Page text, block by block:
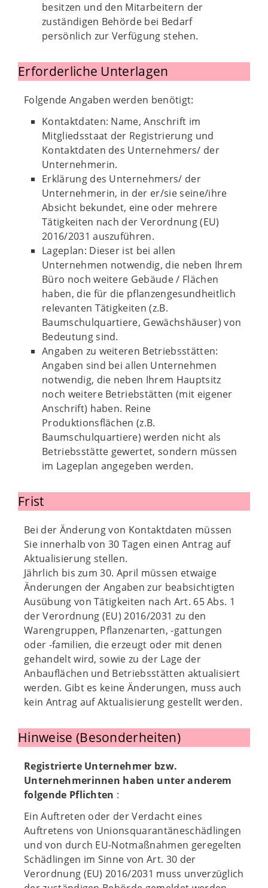
besitzen und den Mitarbeitern der
zuständigen Behörde bei Bedarf
persönlich zur Verfügung stehen.
Erforderliche Unterlagen
Folgende Angaben werden benötigt:
Kontaktdaten: Name, Anschrift im
Mitgliedsstaat der Registrierung und
Kontaktdaten des Unternehmers/ der
Unternehmerin.
Erklärung des Unternehmers/ der
Unternehmerin, in der er/sie seine/ihre
Absicht bekundet, eine oder mehrere
Tätigkeiten nach der Verordnung (EU)
2016/2031 auszuführen.
Lageplan: Dieser ist bei allen
Unternehmen notwendig, die neben Ihrem
Büro noch weitere Gebäude / Flächen
haben, die für die pflanzengesundheitlich
relevanten Tätigkeiten (z.B.
Baumschulquartiere, Gewächshäuser) von
Bedeutung sind.
Angaben zu weiteren Betriebsstätten:
Angaben sind bei allen Unternehmen
notwendig, die neben Ihrem Hauptsitz
noch weitere Betriebstätten (mit eigener
Anschrift) haben. Reine
Produktionsflächen (z.B.
Baumschulquartiere) werden nicht als
Betriebsstätte gewertet, sondern müssen
im Lageplan angegeben werden.
Frist
Bei der Änderung von Kontaktdaten müssen
Sie innerhalb von 30 Tagen einen Antrag auf
Aktualisierung stellen.
Jährlich bis zum 30. April müssen etwaige
Änderungen der Angaben zur beabsichtigten
Ausübung von Tätigkeiten nach Art. 65 Abs. 1
der Verordnung (EU) 2016/2031 zu den
Warengruppen, Pflanzenarten, -gattungen
oder -familien, die erzeugt oder mit denen
gehandelt wird, sowie zu der Lage der
Anbauflächen und Betriebsstätten aktualisiert
werden. Gibt es keine Änderungen, muss auch
kein Antrag auf Aktualisierung gestellt werden.
Hinweise (Besonderheiten)
Registrierte Unternehmer bzw.
Unternehmerinnen haben unter anderem
folgende Pflichten :
Ein Auftreten oder der Verdacht eines
Auftretens von Unionsquarantäneschädlingen
und von durch EU-Notmaßnahmen geregelten
Schädlingen im Sinne von Art. 30 der
Verordnung (EU) 2016/2031 muss unverzüglich